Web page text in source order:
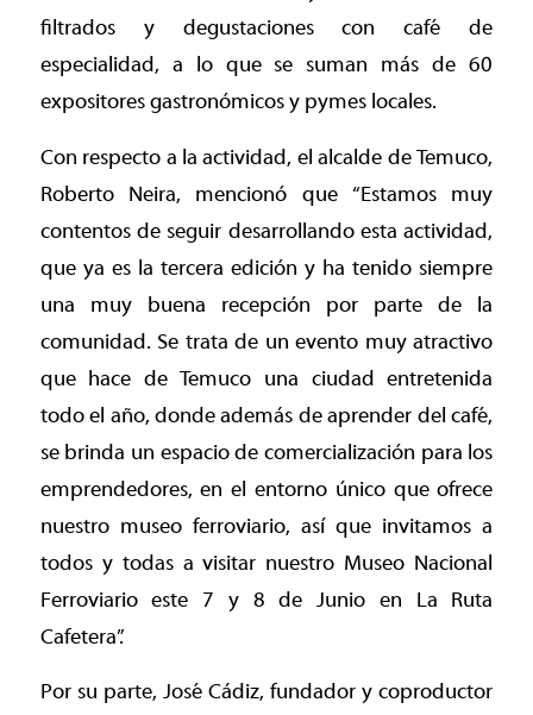
filtrados y degustaciones con café de
especialidad, a lo que se suman más de 60
expositores gastronómicos y pymes locales.
Con respecto a la actividad, el alcalde de Temuco,
Roberto Neira, mencionó que “Estamos muy
contentos de seguir desarrollando esta actividad,
que ya es la tercera edición y ha tenido siempre
una muy buena recepción por parte de la
comunidad. Se trata de un evento muy atractivo
que hace de Temuco una ciudad entretenida
todo el año, donde además de aprender del café,
se brinda un espacio de comercialización para los
emprendedores, en el entorno único que ofrece
nuestro museo ferroviario, así que invitamos a
todos y todas a visitar nuestro Museo Nacional
Ferroviario este 7 y 8 de Junio en La Ruta
Cafetera”.
Por su parte, José Cádiz, fundador y coproductor